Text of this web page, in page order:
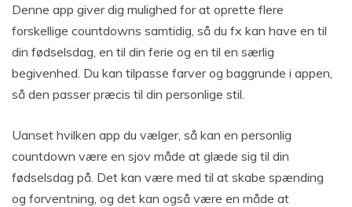
Denne app giver dig mulighed for at oprette flere
forskellige countdowns samtidig, så du fx kan have en til
din fødselsdag, en til din ferie og en til en særlig
begivenhed. Du kan tilpasse farver og baggrunde i appen,
så den passer præcis til din personlige stil.
Uanset hvilken app du vælger, så kan en personlig
countdown være en sjov måde at glæde sig til din
fødselsdag på. Det kan være med til at skabe spænding
og forventning, og det kan også være en måde at